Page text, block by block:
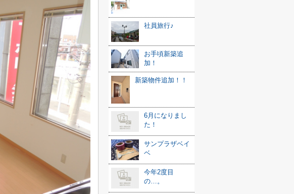
社員旅行♪
お手頃新築追
加！
新築物件追加！！
6月になりまし
た！
サンプラザベイ
ベ
今年2度目
の…。